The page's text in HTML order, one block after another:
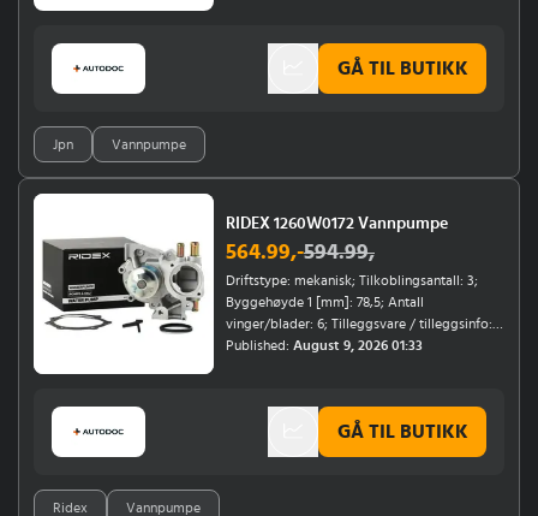
Jpn Vannpumpe
GÅ TIL BUTIKK
RIDEX 1260W0172 Vannpumpe
564.99,-594.99,
Driftstype: mekanisk; Tilkoblingsantall: 3;
Byggehøyde 1 [mm]: 78,5; Antall
vinger/blader: 6; Tilleggsvare / tilleggsinfo:
med tetning; Diameter: 60;
Published: August 9, 2026 01:33
Ridex Vannpumpe
GÅ TIL BUTIKK